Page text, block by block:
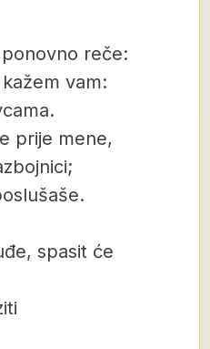
reče:
vam:
prije mene,
spasit će